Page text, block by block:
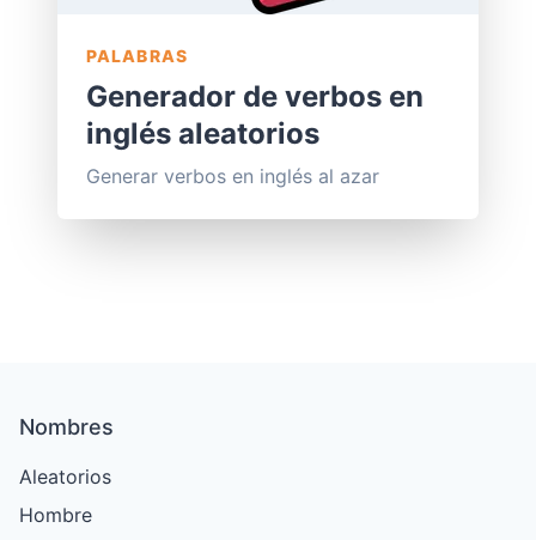
PALABRAS
Generador de verbos en
inglés aleatorios
Generar verbos en inglés al azar
Nombres
Aleatorios
Hombre